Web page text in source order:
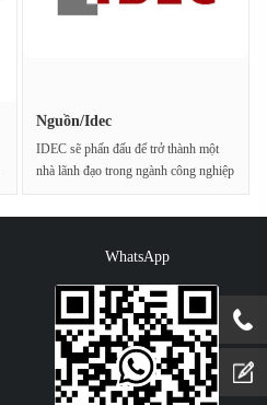
Nguồn/Idec
IDEC sẽ phấn đấu để trở thành một
nhà lãnh đạo trong ngành công nghiệp
WhatsApp